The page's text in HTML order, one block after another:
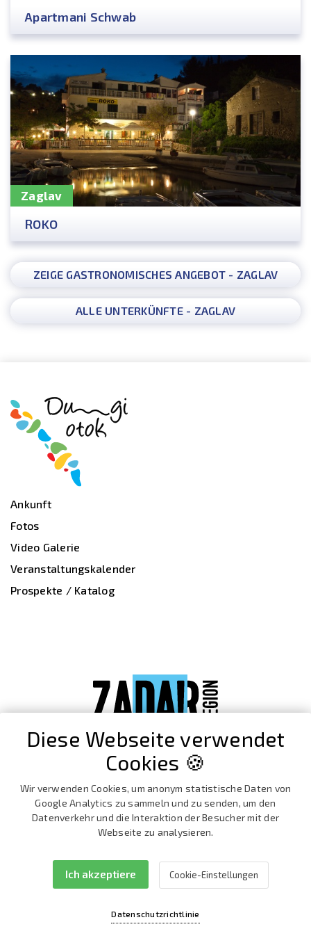
Apartmani Schwab
Zaglav
ROKO
ZEIGE GASTRONOMISCHES ANGEBOT - ZAGLAV
ALLE UNTERKÜNFTE - ZAGLAV
Ankunft
Fotos
Video Galerie
Veranstaltungskalender
Prospekte / Katalog
Instagram
Diese Webseite verwendet
Cookies 🍪
Wir verwenden Cookies, um anonym statistische Daten von
Google Analytics zu sammeln und zu senden, um den
Datenverkehr und die Interaktion der Besucher mit der
Webseite zu analysieren.
Datenschutzrichtlinie
Ich akzeptiere Cookie-Einstellungen